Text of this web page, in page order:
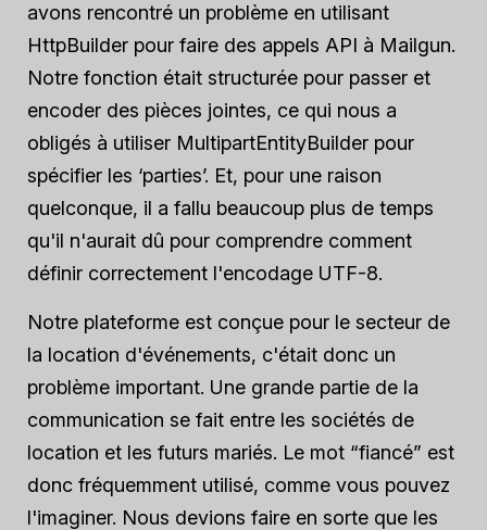
avons rencontré un problème en utilisant
HttpBuilder pour faire des appels API à Mailgun.
Notre fonction était structurée pour passer et
encoder des pièces jointes, ce qui nous a
obligés à utiliser MultipartEntityBuilder pour
spécifier les ‘parties’. Et, pour une raison
quelconque, il a fallu beaucoup plus de temps
qu'il n'aurait dû pour comprendre comment
définir correctement l'encodage UTF-8.
Notre plateforme est conçue pour le secteur de
la location d'événements, c'était donc un
problème important. Une grande partie de la
communication se fait entre les sociétés de
location et les futurs mariés. Le mot “fiancé” est
donc fréquemment utilisé, comme vous pouvez
l'imaginer. Nous devions faire en sorte que les